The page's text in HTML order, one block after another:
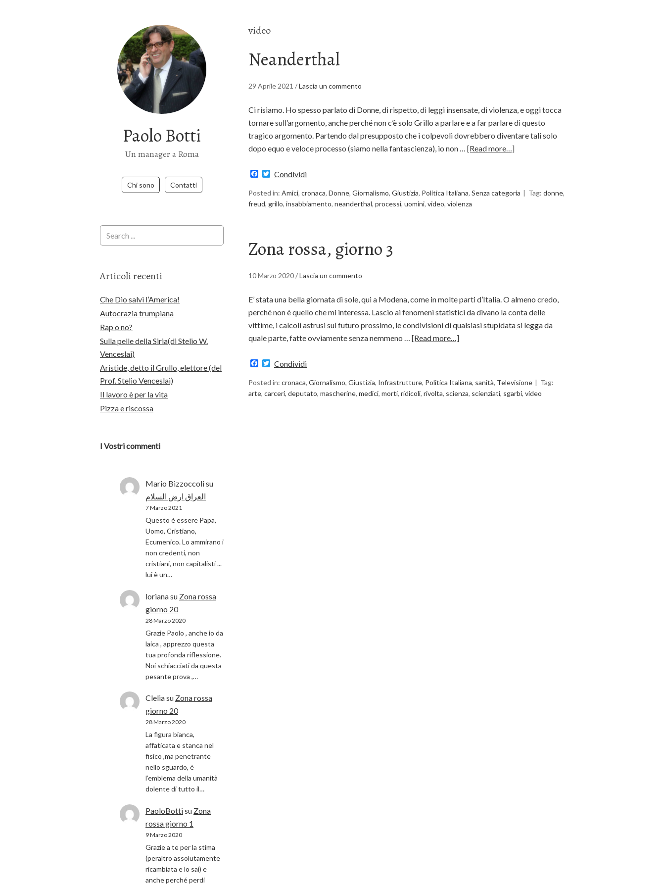
Paolo Botti
Un manager a Roma
Chi sono Contatti
video
Neanderthal
29 Aprile 2021 /Lascia un commento
Ci risiamo. Ho spesso parlato di Donne, di rispetto, di leggi insensate, di violenza, e oggi tocca
tornare sull’argomento, anche perché non c’è solo Grillo a parlare e a far parlare di questo
tragico argomento. Partendo dal presupposto che i colpevoli dovrebbero diventare tali solo
dopo equo e veloce processo (siamo nella fantascienza), io non … [Read more…]
Facebook
Twitter
Condividi
Posted in: Amici, cronaca, Donne, Giornalismo, Giustizia, Politica Italiana, Senza categoria Tag: donne,
freud, grillo, insabbiamento, neanderthal, processi, uomini, video, violenza
Zona rossa, giorno 3
10 Marzo 2020/Lascia un commento
E’ stata una bella giornata di sole, qui a Modena, come in molte parti d’Italia. O almeno credo,
perché non è quello che mi interessa. Lascio ai fenomeni statistici da divano la conta delle
vittime, i calcoli astrusi sul futuro prossimo, le condivisioni di qualsiasi stupidata si legga da
quale parte, fatte ovviamente senza nemmeno … [Read more…]
Facebook
Twitter
Condividi
Posted in: cronaca, Giornalismo, Giustizia, Infrastrutture, Politica Italiana, sanità, Televisione
Tag:
arte, carceri, deputato, mascherine, medici, morti, ridicoli, rivolta, scienza, scienziati, sgarbi, video
Articoli recenti
Che Dio salvi l’America!
Autocrazia trumpiana
Rap o no?
Sulla pelle della Siria(di Stelio W.
Venceslai)
Aristide, detto il Grullo, elettore (del
Prof. Stelio Venceslai)
Il lavoro è per la vita
Pizza e riscossa
I Vostri commenti
Mario Bizzoccolisu
العراق ارض السلام
7 Marzo 2021
Questo è essere Papa,
Uomo, Cristiano,
Ecumenico. Lo ammirano i
non credenti, non
cristiani, non capitalisti ...
lui è un…
lorianasu Zona rossa
giorno 20
28 Marzo 2020
Grazie Paolo , anche io da
laica , apprezzo questa
tua profonda riflessione.
Noi schiacciati da questa
pesante prova ,…
Cleliasu Zona rossa
giorno 20
28 Marzo 2020
La figura bianca,
affaticata e stanca nel
fisico ,ma penetrante
nello sguardo, è
l’emblema della umanità
dolente di tutto il…
PaoloBottisu Zona
rossa giorno 1
9 Marzo 2020
Grazie a te per la stima
(peraltro assolutamente
ricambiata e lo sai) e
anche perché perdi